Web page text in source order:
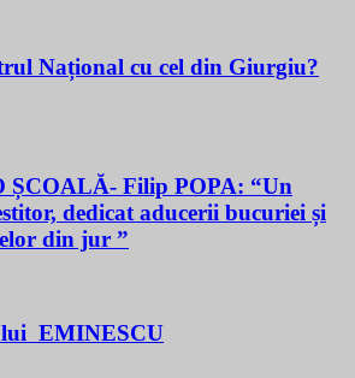
Național cu cel din Giurgiu?
ȘCOALĂ- Filip POPA: “Un
dedicat aducerii bucuriei și
din jur ”
EMINESCU